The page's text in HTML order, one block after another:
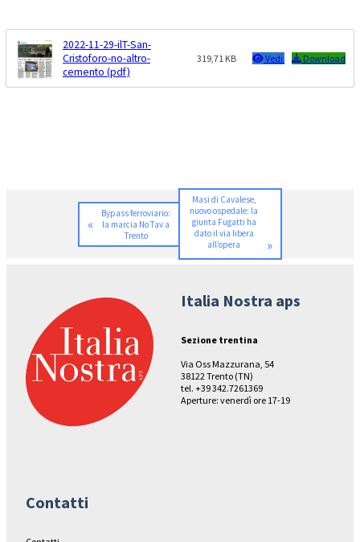
2022-11-29-ilT-San-
Cristoforo-no-altro-
cemento (pdf)
319,71 KB Vedi Download
«
Bypass ferroviario:
la marcia No Tav a
Trento
Masi di Cavalese,
nuovo ospedale: la
giunta Fugatti ha
dato il via libera
all’opera
»
Italia Nostra aps
Sezione trentina
Via Oss Mazzurana, 54
38122 Trento (TN)
tel. +39 342.7261369
Aperture: venerdì ore 17-19
Contatti